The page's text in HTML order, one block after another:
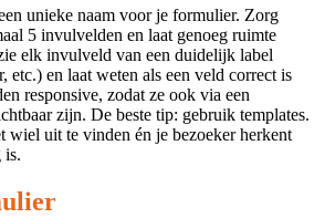
unieke naam voor je formulier. Zorg
5 invulvelden en laat genoeg ruimte
elk invulveld van een duidelijk label
etc.) en laat weten als een veld correct is
responsive, zodat ze ook via een
zijn. De beste tip: gebruik templates.
wiel uit te vinden én je bezoeker herkent
is.